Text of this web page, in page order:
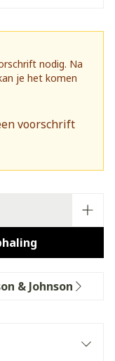
nodig. Na
je het komen
voorschrift
& Johnson